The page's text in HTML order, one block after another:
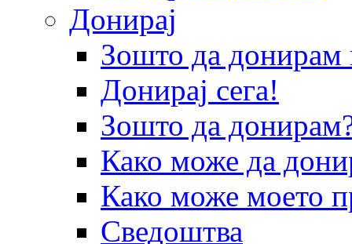
Донирај
Зошто да
Донирај сега!
Зошто да
Како може да
Како може моето
Сведоштва